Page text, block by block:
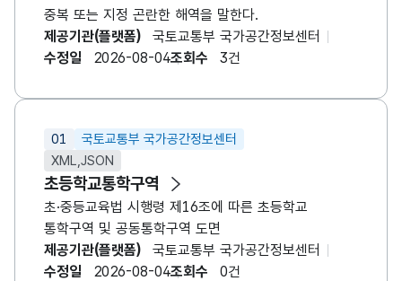
중복 또는 지정 곤란한 해역을 말한다.
제공기관(플랫폼)
국토교통부 국가공간정보센터
수정일
2026-08-04조회수 3건
01
국토교통부 국가공간정보센터
XML,JSON
초등학교통학구역
초·중등교육법 시행령 제16조에 따른 초등학교
통학구역 및 공동통학구역 도면
제공기관(플랫폼)
국토교통부 국가공간정보센터
수정일
2026-08-04조회수 0건